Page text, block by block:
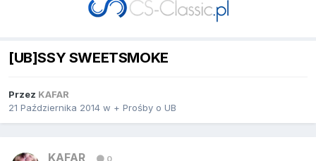
[UB]SSY SWEETSMOKE
Przez KAFAR
21 Października 2014 w + Prośby o UB
KAFAR